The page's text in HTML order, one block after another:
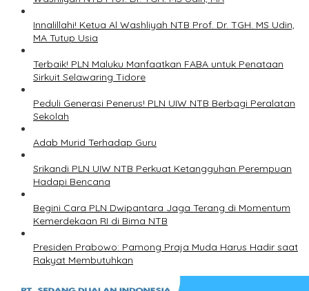
Innalillahi! Ketua Al Washliyah NTB Prof. Dr. TGH. MS Udin,
MA Tutup Usia
Terbaik! PLN Maluku Manfaatkan FABA untuk Penataan
Sirkuit Selawaring Tidore
Peduli Generasi Penerus! PLN UIW NTB Berbagi Peralatan
Sekolah
Adab Murid Terhadap Guru
Srikandi PLN UIW NTB Perkuat Ketangguhan Perempuan
Hadapi Bencana
Begini Cara PLN Dwipantara Jaga Terang di Momentum
Kemerdekaan RI di Bima NTB
Presiden Prabowo: Pamong Praja Muda Harus Hadir saat
Rakyat Membutuhkan